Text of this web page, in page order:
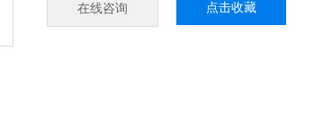
在线咨询 点击收藏